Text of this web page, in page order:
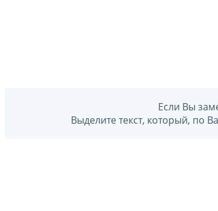
Если Вы
Выделите текст, который, по